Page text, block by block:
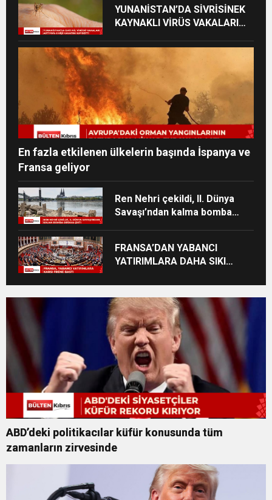
YUNANİSTAN’DA SİVRİSİNEK
KAYNAKLI VİRÜS VAKALARI
En fazla etkilenen ülkelerin başında İspanya ve
Fransa geliyor
Ren Nehri çekildi, II. Dünya
Savaşı’ndan kalma bomba
FRANSA’DAN YABANCI
YATIRIMLARA DAHA SIKI
ABD’deki politikacılar küfür konusunda tüm
zamanların zirvesinde